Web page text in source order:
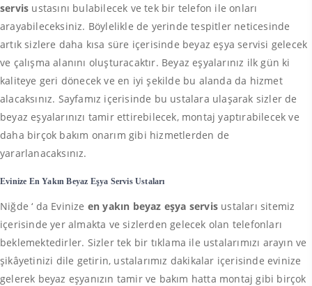
servis ustasını bulabilecek ve tek bir telefon ile onları
arayabileceksiniz. Böylelikle de yerinde tespitler neticesinde
artık sizlere daha kısa süre içerisinde beyaz eşya servisi gelecek
ve çalışma alanını oluşturacaktır. Beyaz eşyalarınız ilk gün ki
kaliteye geri dönecek ve en iyi şekilde bu alanda da hizmet
alacaksınız. Sayfamız içerisinde bu ustalara ulaşarak sizler de
beyaz eşyalarınızı tamir ettirebilecek, montaj yaptırabilecek ve
daha birçok bakım onarım gibi hizmetlerden de
yararlanacaksınız.
Evinize En Yakın Beyaz Eşya Servis Ustaları
Niğde ‘ da Evinize en yakın beyaz eşya servis ustaları sitemiz
içerisinde yer almakta ve sizlerden gelecek olan telefonları
beklemektedirler. Sizler tek bir tıklama ile ustalarımızı arayın ve
şikâyetinizi dile getirin, ustalarımız dakikalar içerisinde evinize
gelerek beyaz eşyanızın tamir ve bakım hatta montaj gibi birçok